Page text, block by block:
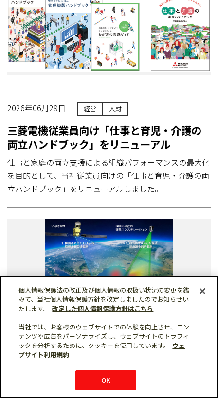
2026年06月29日 経営 人財
三菱電機従業員向け「仕事と育児・介護の
両立ハンドブック」をリニューアル
仕事と家庭の両立支援による組織パフォーマンスの最大化
を目的として、当社従業員向けの「仕事と育児・介護の両
立ハンドブック」をリニューアルしました。
2026年06月25日 インフラ 防衛・宇宙システム
温室効果ガス排出源の特定などを検証する
公募事業について、JOGMECと契約を締結
個人情報保護法の改正及び個人情報の取扱い状況の変更を鑑
みて、当社個人情報保護方針を改定しましたのでお知らせい
たします。
改定した個人情報保護方針はこちら
当社では、お客様のウェブサイトでの体験を向上させ、コン
テンツや広告をパーソナライズし、ウェブサイトのトラフィ
ックを分析するために、クッキーを使用しています。
ウェ
ブサイト利用規約
OK